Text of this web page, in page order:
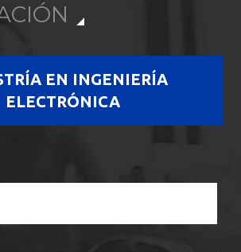
EN INGENIERÍA
ELECTRÓNICA